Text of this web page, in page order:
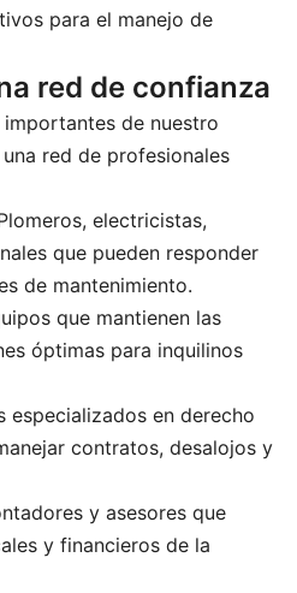
para el manejo de
red de confianza
de nuestro
red de profesionales
electricistas,
que pueden responder
de mantenimiento.
que mantienen las
óptimas para inquilinos
especializados en derecho
contratos, desalojos y
y asesores que
y financieros de la